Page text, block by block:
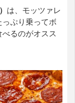
は、モッツァレ
ぷり乗ってボ
るのがオスス